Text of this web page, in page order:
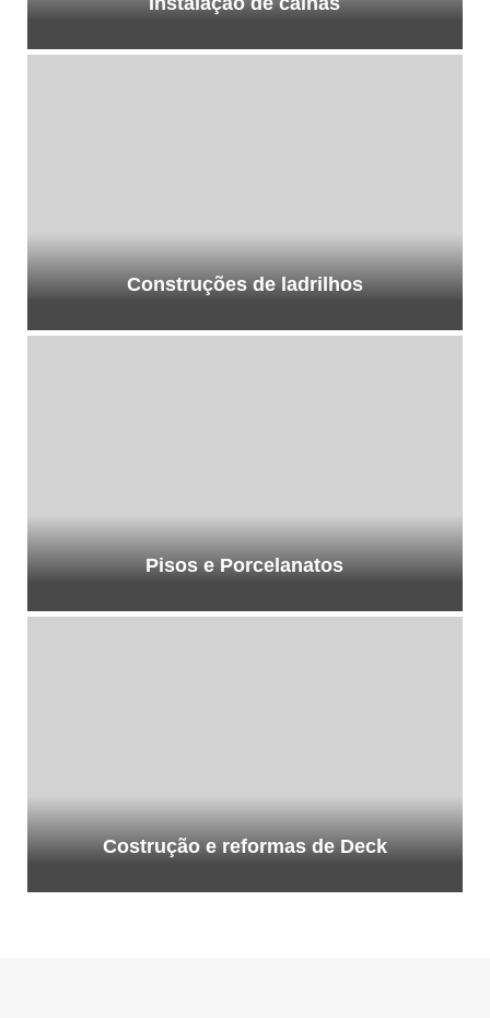
Construções de ladrilhos
Pisos e Porcelanatos
Costrução e reformas de Deck